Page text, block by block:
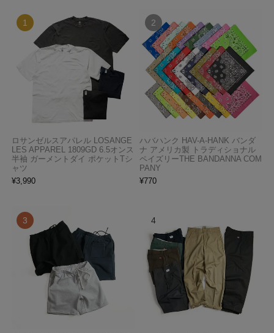
ロサンゼルスアパレル LOSANGE
LES APPAREL 1809GD 6.5オンス
半袖 ガーメントダイ ポケットTシ
ャツ
¥3,990
ハバハンク HAV-A-HANK バンダ
ナ アメリカ製 トラディショナル
ペイズリーTHE BANDANNA COM
PANY
¥770